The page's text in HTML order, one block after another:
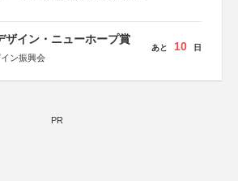
ザイン・ニューホープ賞
ン振興会
あと 10 日
PR